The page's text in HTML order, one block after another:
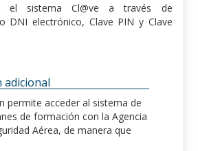
el sistema Cl@ve a través de
DNI electrónico, Clave PIN y Clave
adicional
permite acceder al sistema de
de formación con la Agencia
Aérea, de manera que